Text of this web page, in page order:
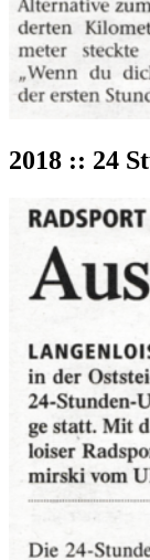
2018 :: 24